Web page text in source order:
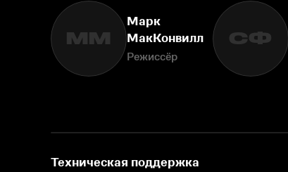
ММ
Марк
МакКонвилл
Режиссёр
СФ
Техническая поддержка